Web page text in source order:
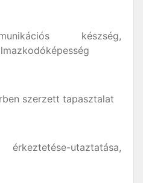
készség,
szerzett tapasztalat
utaztatása,